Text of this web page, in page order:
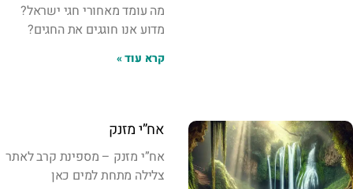
מה עומד מאחורי חגי ישראל?
מדוע אנו חוגגים את החגים?
קרא עוד »
אח”י מזנק
אח”י מזנק – מספינת קרב לאתר
צלילה מתחת למים כאן